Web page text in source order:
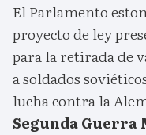
El Parlamento
proyecto de ley
para la retirada de
a soldados
lucha contra la
Segunda Guerra